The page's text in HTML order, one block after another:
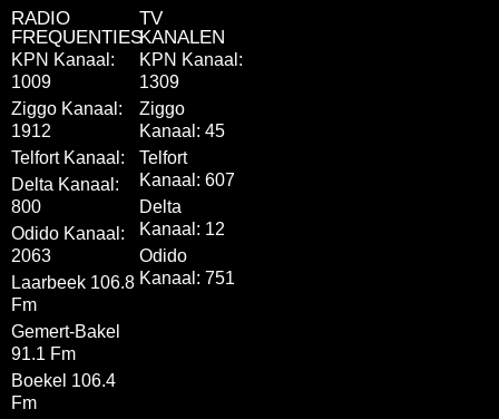
RADIO
FREQUENTIES
KPN Kanaal:
1009
Ziggo Kanaal:
1912
Telfort Kanaal:
Delta Kanaal:
800
Odido Kanaal:
2063
Laarbeek 106.8
Fm
Gemert-Bakel
91.1 Fm
Boekel 106.4
Fm
TV
KANALEN
KPN Kanaal:
1309
Ziggo
Kanaal: 45
Telfort
Kanaal: 607
Delta
Kanaal: 12
Odido
Kanaal: 751